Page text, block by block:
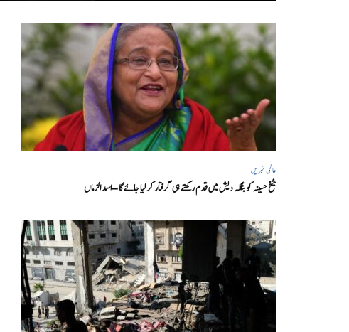
عالمی خبریں
شیخ حسینہ کو بنگلہ دیش میں قدم رکھتے ہی گرفتار کر لیا جائے گا – اسد الزماں